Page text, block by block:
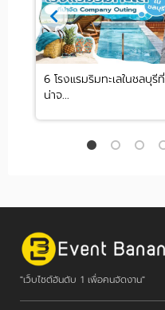
6 โรงแรมริมทะเลในชลบุรีที่
น่าจ...
"เว็บไซต์อันดับ 1 เพื่อคนจัดงาน"